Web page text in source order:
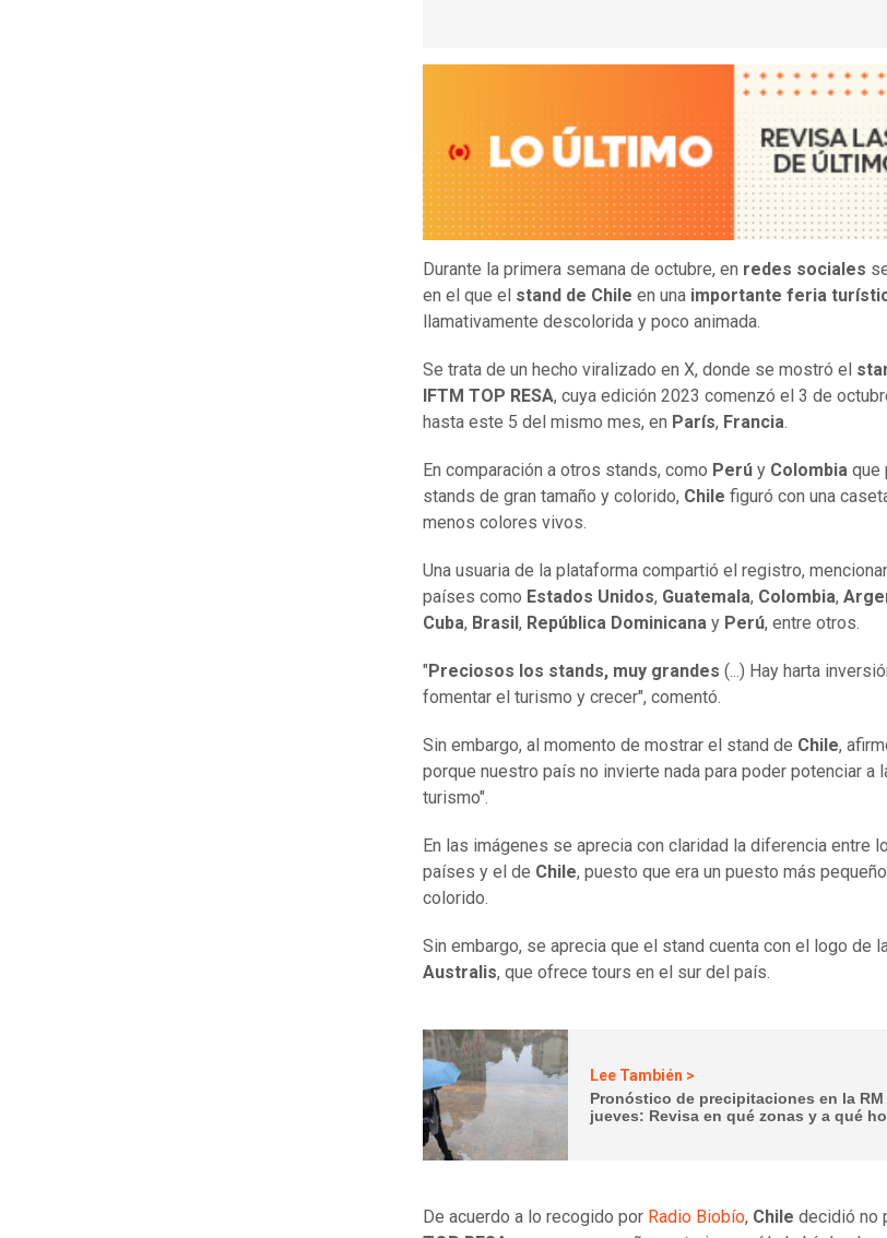
Durante la primera semana de octubre, en redes sociales
en el que el stand de Chile en una importante feria
llamativamente descolorida y poco animada.
Se trata de un hecho viralizado en X, donde se mostró el
IFTM TOP RESA, cuya edición 2023 comenzó el 3 de
hasta este 5 del mismo mes, en París, Francia.
En comparación a otros stands, como Perú y Colombia que
stands de gran tamaño y colorido, Chile figuró con una
menos colores vivos.
Una usuaria de la plataforma compartió el registro,
países como Estados Unidos, Guatemala, Colombia,
Cuba, Brasil , República Dominicana y Perú, entre otros.
" Preciosos los stands, muy grandes (...) Hay harta
fomentar el turismo y crecer", comentó.
Sin embargo, al momento de mostrar el stand de Chile,
porque nuestro país no invierte nada para poder potenciar a
turismo".
En las imágenes se aprecia con claridad la diferencia entre
países y el de Chile, puesto que era un puesto más
colorido.
Sin embargo, se aprecia que el stand cuenta con el logo de
Australis, que ofrece tours en el sur del país.
Lee También >
Pronóstico de precipitaciones en la
jueves: Revisa en qué zonas y a qué
De acuerdo a lo recogido por Radio Biobío, Chile decidió no